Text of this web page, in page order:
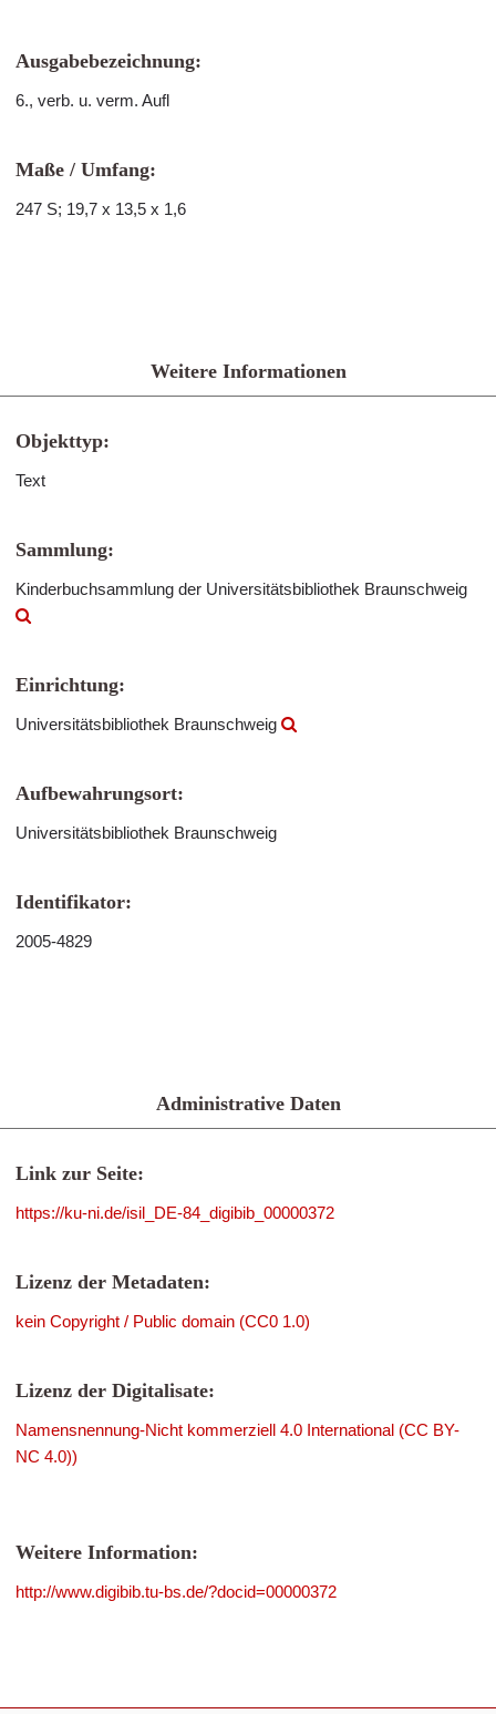
Ausgabebezeichnung:
6., verb. u. verm. Aufl
Maße / Umfang:
247 S; 19,7 x 13,5 x 1,6
Weitere Informationen
Objekttyp:
Text
Sammlung:
Kinderbuchsammlung der Universitätsbibliothek Braunschweig
Einrichtung:
Universitätsbibliothek Braunschweig
Aufbewahrungsort:
Universitätsbibliothek Braunschweig
Identifikator:
2005-4829
Administrative Daten
Link zur Seite:
https://ku-ni.de/isil_DE-84_digibib_00000372
Lizenz der Metadaten:
kein Copyright / Public domain (CC0 1.0)
Lizenz der Digitalisate:
Namensnennung-Nicht kommerziell 4.0 International (CC BY-
NC 4.0))
Weitere Information:
http://www.digibib.tu-bs.de/?docid=00000372